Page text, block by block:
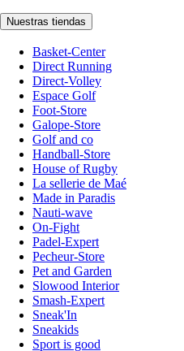
Nuestras tiendas
Basket-Center
Direct Running
Direct-Volley
Espace Golf
Foot-Store
Galope-Store
Golf and co
Handball-Store
House of Rugby
La sellerie de Maé
Made in Paradis
Nauti-wave
On-Fight
Padel-Expert
Pecheur-Store
Pet and Garden
Slowood Interior
Smash-Expert
Sneak'In
Sneakids
Sport is good